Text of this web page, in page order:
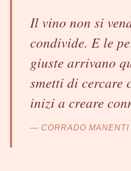
Il vino non si
condivide. E le
giuste arrivano
smetti di cercare
inizi a creare
— CORRADO MANENTI